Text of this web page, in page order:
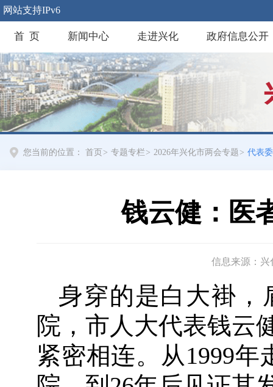
网站支持IPv6
首 页 新闻中心 走进兴化 政府信息公开
您当前的位置： 首页 > 专题专栏 > 2026年兴化市两会专题 > 代表
钱云健：医
信息来源：兴
身穿的是白大褂，
院，市人大代表钱云
紧密相连。从1999